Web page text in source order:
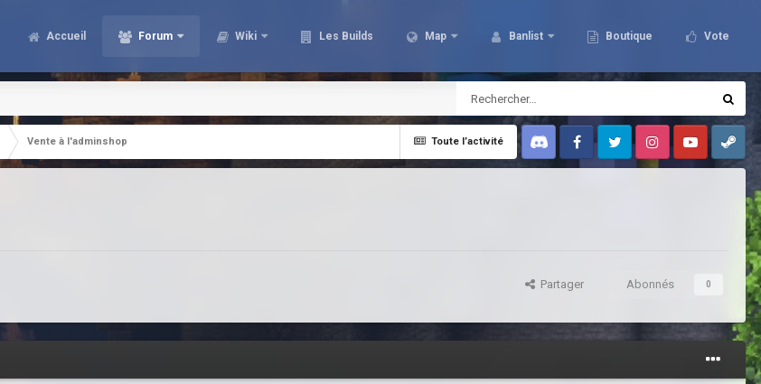
Accueil Forum Wiki Les Builds Map Banlist Boutique Vote
Toute l’activité
Vente à l'adminshop
Discord FacebookTwitter InstagramYoutubeSteam
Partager Abonnés 0